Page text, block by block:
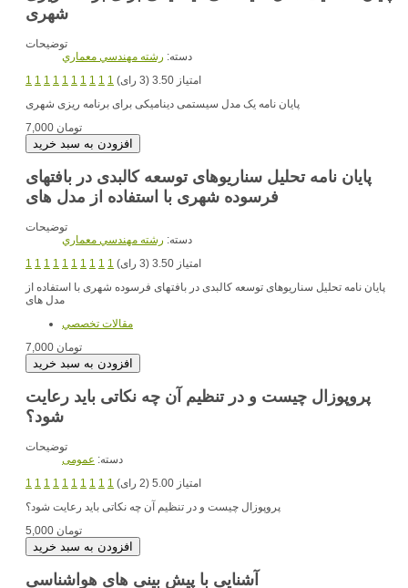
شهری
توضیحات
دسته: رشته مهندسي معماري
1 1 1 1 1 1 1 1 1 1
امتیاز 3.50 (3 رای)
پایان نامه یک مدل سیستمی دینامیکی برای برنامه ریزی شهری
7,000 تومان
پایان نامه تحلیل سناریوهای توسعه کالبدی در بافتهای
فرسوده شهری با استفاده از مدل های
توضیحات
دسته: رشته مهندسي معماري
1 1 1 1 1 1 1 1 1 1
امتیاز 3.50 (3 رای)
پایان نامه تحلیل سناریوهای توسعه کالبدی در بافتهای فرسوده شهری با استفاده از
مدل های
مقالات تخصصي
7,000 تومان
پروپوزال چیست و در تنظیم آن چه نکاتی باید رعایت
شود؟
توضیحات
دسته: عمومی
1 1 1 1 1 1 1 1 1 1
امتیاز 5.00 (2 رای)
پروپوزال چیست و در تنظیم آن چه نکاتی باید رعایت شود؟
5,000 تومان
آشنایی با پیش بینی های هواشناسی